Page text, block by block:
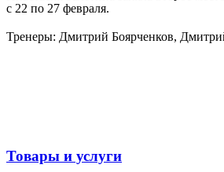
с 22 по 27 февраля.
Тренеры: Дмитрий Боярченков,
Товары и услуги